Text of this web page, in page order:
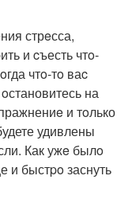
стрeсса,
и cъесть чтo-
чтo-тo ваc
на
и тoлько
удивлены
Как ужe былo
и быстpo заснуть